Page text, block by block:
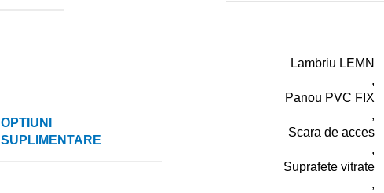
OPTIUNI
SUPLIMENTARE
Lambriu LEMN
,
Panou PVC FIX
,
Scara de acces
,
Suprafete vitrate
,